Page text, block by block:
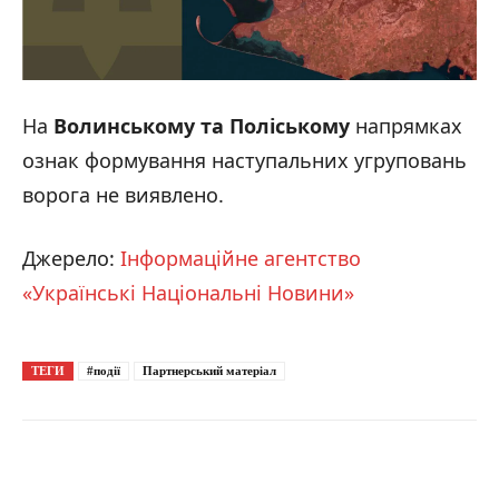
На Волинському та Поліському напрямках
ознак формування наступальних угруповань
ворога не виявлено.
Джерело: Інформаційне агентство
«Українські Національні Новини»
ТЕГИ #події Партнерський матеріал